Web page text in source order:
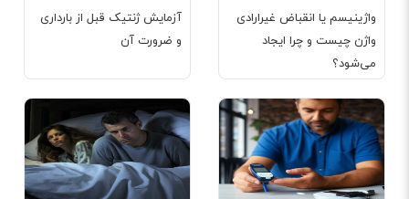
آزمایش ژنتیک قبل از بارداری
و ضرورت آن
واژینیسم یا انقباض غیرارادی
واژن چیست و چرا ایجاد
می‌شود؟